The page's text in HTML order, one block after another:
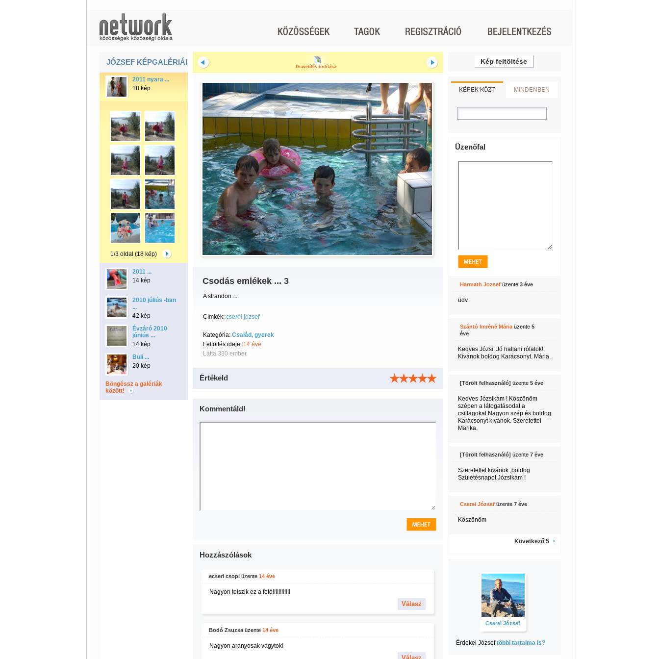
JÓZSEF KÉPGALÉRIÁI
2011 nyara ...
18 kép
1/3 oldal (18 kép)
2011 ...
14 kép
2010 júliús -ban
...
42 kép
Évzáró 2010
júniús ...
14 kép
Buli ...
20 kép
Böngéssz a galériák
között!
Diavetítés indítása
Csodás emlékek ... 3
A strandon ...
Címkék: cserei józsef
Kategória: Család, gyerek
Feltöltés ideje: 14 éve
Látta 330 ember.
Értékeld
Kommentáld!
Hozzászólások
ecseri csopiüzente 14 éve
Nagyon tetszik ez a fotó!!!!!!!!!!!!
Válasz
Bodó Zsuzsaüzente 14 éve
Nagyon aranyosak vagytok!
Kép feltöltése
KÉPEK KÖZT MINDENBEN
Üzenőfal
Harmath Jozsefüzente 3 éve
üdv
Szántó Imréné Máriaüzente 5
éve
Kedves Józsi. Jó hallani rólatok!
Kívánok boldog Karácsonyt. Mária.
[Törölt felhasználó] üzente 5 éve
Kedves Józsikám ! Köszönöm
szépen a látogatásodat a
csillagokat.Nagyon szép és boldog
Karácsonyt kívánok. Szeretettel
Marika.
[Törölt felhasználó] üzente 7 éve
Szeretettel kívánok ,boldog
Születésnapot Józsikám !
Cserei Józsefüzente 7 éve
Köszönöm
Következő 5
Cserei József
Érdekel Józseftöbbi tartalma is?